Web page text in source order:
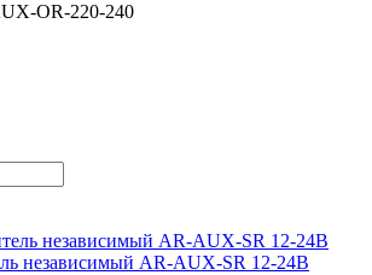
OR-220-240
независимый AR-AUX-SR 12-24В